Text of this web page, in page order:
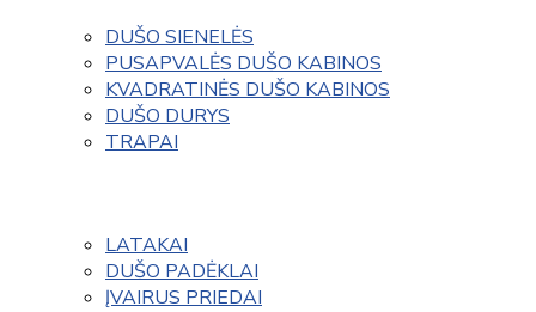
DUŠO SIENELĖS
PUSAPVALĖS DUŠO KABINOS
KVADRATINĖS DUŠO KABINOS
DUŠO DURYS
TRAPAI
LATAKAI
DUŠO PADĖKLAI
ĮVAIRUS PRIEDAI